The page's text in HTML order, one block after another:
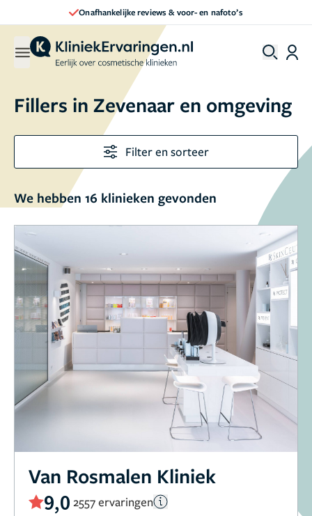
Direct een afspraak maken
Fillers in Zevenaar en omgeving
Filter en sorteer
We hebben 16 klinieken gevonden
Van Rosmalen Kliniek
9,0 2557 ervaringen